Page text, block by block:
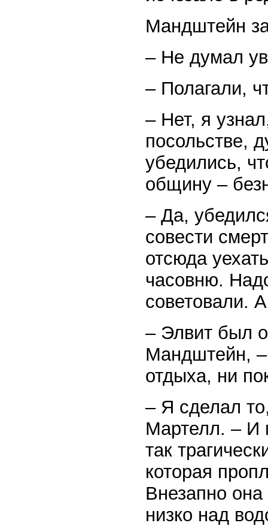
Мандштейн
– Не думал
– Полагали,
– Нет, я
посольстве,
убедились,
общину –
– Да,
совести
отсюда
часовню.
советовали.
– Элвит был
Мандштейн,
отдыха, ни
– Я сделал
Мартелл. – И
так
которая
Внезапно
низко над